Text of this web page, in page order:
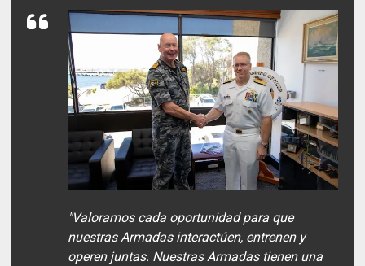
"Valoramos cada oportunidad para que
nuestras Armadas interactúen, entrenen y
operen juntas. Nuestras Armadas tienen una